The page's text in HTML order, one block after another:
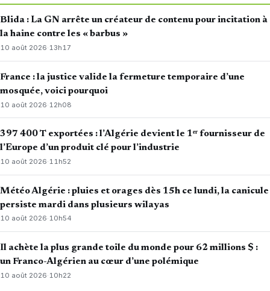
Blida : La GN arrête un créateur de contenu pour incitation à
la haine contre les « barbus »
10 août 2026·13h17
France : la justice valide la fermeture temporaire d’une
mosquée, voici pourquoi
10 août 2026· 12h08
397 400 T exportées : l’Algérie devient le 1ᵉʳ fournisseur de
l’Europe d’un produit clé pour l’industrie
10 août 2026·11h52
Météo Algérie : pluies et orages dès 15h ce lundi, la canicule
persiste mardi dans plusieurs wilayas
10 août 2026·10h54
Il achète la plus grande toile du monde pour 62 millions $ :
un Franco-Algérien au cœur d’une polémique
10 août 2026· 10h22